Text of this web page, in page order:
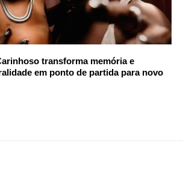
transforma memória e
em ponto de partida para novo